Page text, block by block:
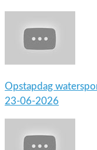
Opstapdag
23-06-2026